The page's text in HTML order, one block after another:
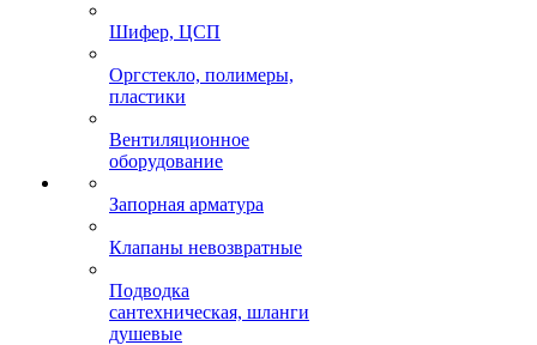
Шифер, ЦСП
Оргстекло, полимеры,
пластики
Вентиляционное
оборудование
Запорная арматура
Клапаны невозвратные
Подводка
сантехническая, шланги
душевые